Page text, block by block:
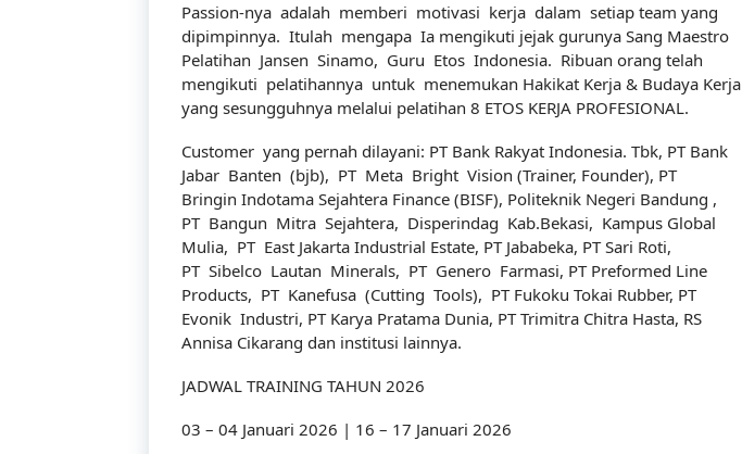
Passion-nya adalah memberi motivasi kerja dalam setiap team yang
dipimpinnya. Itulah mengapa Ia mengikuti jejak gurunya Sang Maestro
Pelatihan Jansen Sinamo, Guru Etos Indonesia. Ribuan orang telah
mengikuti pelatihannya untuk menemukan Hakikat Kerja & Budaya Kerja
yang sesungguhnya melalui pelatihan 8 ETOS KERJA PROFESIONAL.
Customer yang pernah dilayani: PT Bank Rakyat Indonesia. Tbk, PT Bank
Jabar Banten (bjb), PT Meta Bright Vision (Trainer, Founder), PT
Bringin Indotama Sejahtera Finance (BISF), Politeknik Negeri Bandung ,
PT Bangun Mitra Sejahtera, Disperindag Kab.Bekasi, Kampus Global
Mulia, PT East Jakarta Industrial Estate, PT Jababeka, PT Sari Roti,
PT Sibelco Lautan Minerals, PT Genero Farmasi, PT Preformed Line
Products, PT Kanefusa (Cutting Tools), PT Fukoku Tokai Rubber, PT
Evonik Industri, PT Karya Pratama Dunia, PT Trimitra Chitra Hasta, RS
Annisa Cikarang dan institusi lainnya.
JADWAL TRAINING TAHUN 2026
03 – 04 Januari 2026 | 16 – 17 Januari 2026